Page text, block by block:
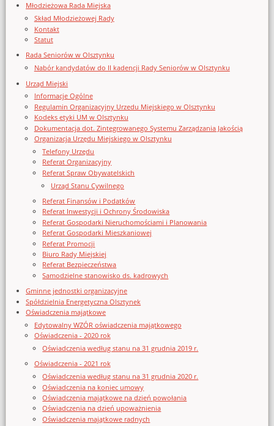
Młodzieżowa Rada Miejska
Skład Młodzieżowej Rady
Kontakt
Statut
Rada Seniorów w Olsztynku
Nabór kandydatów do II kadencji Rady Seniorów w Olsztynku
Urząd Miejski
Informacje Ogólne
Regulamin Organizacyjny Urzedu Miejskiego w Olsztynku
Kodeks etyki UM w Olsztynku
Dokumentacja dot. Zintegrowanego Systemu Zarządzania Jakością
Organizacja Urzędu Miejskiego w Olsztynku
Telefony Urzędu
Referat Organizacyjny
Referat Spraw Obywatelskich
Urząd Stanu Cywilnego
Referat Finansów i Podatków
Referat Inwestycji i Ochrony Środowiska
Referat Gospodarki Nieruchomościami i Planowania
Referat Gospodarki Mieszkaniowej
Referat Promocji
Biuro Rady Miejskiej
Referat Bezpieczeństwa
Samodzielne stanowisko ds. kadrowych
Gminne jednostki organizacyjne
Spółdzielnia Energetyczna Olsztynek
Oświadczenia majątkowe
Edytowalny WZÓR oświadczenia majątkowego
Oświadczenia - 2020 rok
Oświadczenia według stanu na 31 grudnia 2019 r.
Oświadczenia - 2021 rok
Oświadczenia według stanu na 31 grudnia 2020 r.
Oświadczenia na koniec umowy
Oświadczenia majątkowe na dzień powołania
Oświadczenia na dzień upoważnienia
Oświadczenia majątkowe radnych